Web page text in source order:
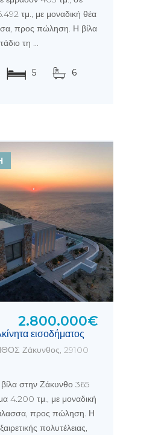
τμ., με μοναδική θέα
προς πώληση. Η βίλα
τη ...
5 6
εισοδήματος
2.800.000€
Ζάκυνθος, 29100
στην Ζάκυνθο 365
4.200 τμ., με μοναδική
προς πώληση. Η
πολυτέλειας,